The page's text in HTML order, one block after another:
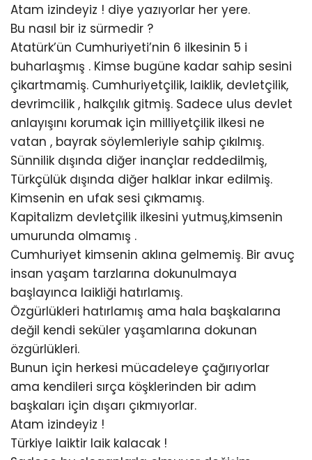
Atam izindeyiz ! diye yazıyorlar her yere.
Bu nasıl bir iz sürmedir ?
Atatürk’ün Cumhuriyeti’nin 6 ilkesinin 5 i
buharlaşmış . Kimse bugüne kadar sahip sesini
çikartmamiş. Cumhuriyetçilik, laiklik, devletçilik,
devrimcilik , halkçılık gitmiş. Sadece ulus devlet
anlayışını korumak için milliyetçilik ilkesi ne
vatan , bayrak söylemleriyle sahip çıkılmış.
Sünnilik dışında diğer inançlar reddedilmiş,
Türkçülük dışında diğer halklar inkar edilmiş.
Kimsenin en ufak sesi çıkmamış.
Kapitalizm devletçilik ilkesini yutmuş,kimsenin
umurunda olmamış .
Cumhuriyet kimsenin aklına gelmemiş. Bir avuç
insan yaşam tarzlarına dokunulmaya
başlayınca laikliği hatırlamış.
Özgürlükleri hatırlamış ama hala başkalarına
değil kendi seküler yaşamlarına dokunan
özgürlükleri.
Bunun için herkesi mücadeleye çağırıyorlar
ama kendileri sırça köşklerinden bir adım
başkaları için dışarı çıkmıyorlar.
Atam izindeyiz !
Türkiye laiktir laik kalacak !